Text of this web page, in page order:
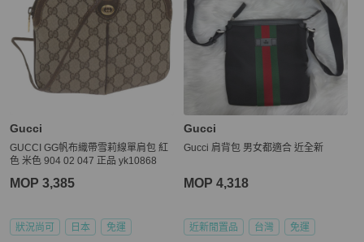
Gucci
GUCCI GG帆布織帶雪莉線單肩包 紅
色 米色 904 02 047 正品 yk10868
MOP 3,385
狀況尚可 日本 免運
Gucci
Gucci 肩背包 男女都適合 近全新
MOP 4,318
近新閒置品 台灣 免運